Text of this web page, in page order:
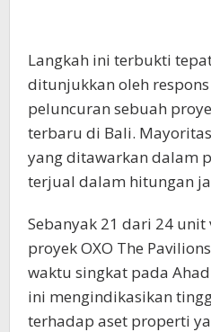
Langkah ini terbukti
ditunjukkan oleh
peluncuran sebuah
terbaru di Bali.
yang ditawarkan dalam
terjual dalam hitungan
Sebanyak 21 dari 24
proyek OXO The
waktu singkat pada
ini mengindikasikan
terhadap aset properti